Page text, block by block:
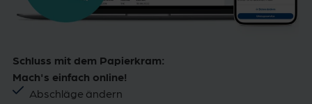
Schluss mit dem Papierkram:
Mach's einfach online!
Abschläge ändern